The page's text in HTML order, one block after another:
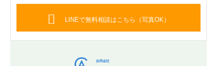
LINEで無料相談はこちら（写真OK）
合同会社